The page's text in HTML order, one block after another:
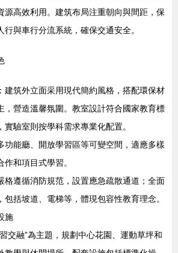
源高效利用。建筑布局注重朝向與間距，保
與車行分流系統，確保交通安全。
：建筑外立面采用現代簡約風格，搭配環保材
，營造溫馨氛圍。教室設計符合國家教育標
驗室則按學科需求專業化配置。
功能廳、開放學習區等可變空間，適應多樣
和項目式學習。
格遵循消防規范，設置應急疏散通道；全面
括坡道、電梯等，體現包容性教育理念。
施
交融”為主題，規劃中心花園、運動草坪和